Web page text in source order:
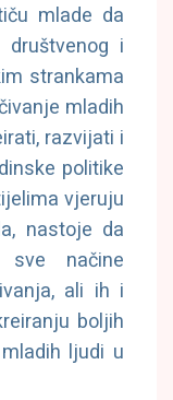
mlade da
i
strankama
mladih
razvijati i
politike
vjeruju
nastoje da
sve načine
ali ih i
boljih
ljudi u